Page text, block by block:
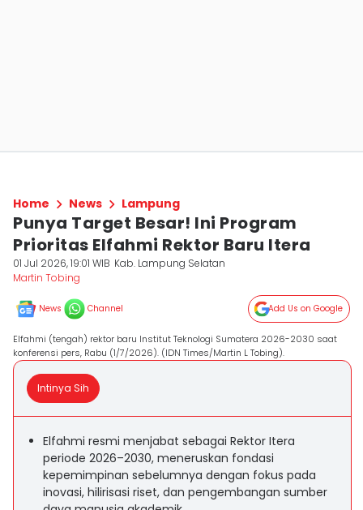
Home News Lampung
Punya Target Besar! Ini Program
Prioritas Elfahmi Rektor Baru Itera
01 Jul 2026, 19:01 WIB Kab. Lampung Selatan
Martin Tobing
News Channel Add Us on Google
Elfahmi (tengah) rektor baru Institut Teknologi Sumatera 2026-2030 saat
konferensi pers, Rabu (1/7/2026). (IDN Times/Martin L Tobing).
Intinya Sih
Elfahmi resmi menjabat sebagai Rektor Itera
periode 2026–2030, meneruskan fondasi
kepemimpinan sebelumnya dengan fokus pada
inovasi, hilirisasi riset, dan pengembangan sumber